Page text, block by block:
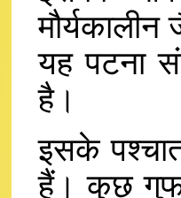
मौर्यकालीन
यह पटना
है।
इसके
हैं। कुछ